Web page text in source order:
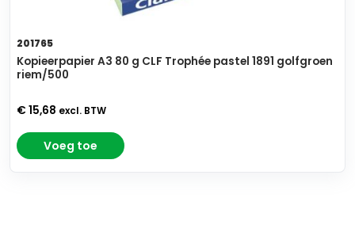
201765
Kopieerpapier A3 80 g CLF Trophée pastel 1891 golfgroen
riem/500
€ 15,68 excl. BTW
Voeg toe